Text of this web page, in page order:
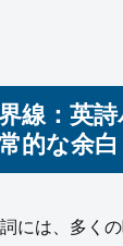
線：英
的な余白
には、多く